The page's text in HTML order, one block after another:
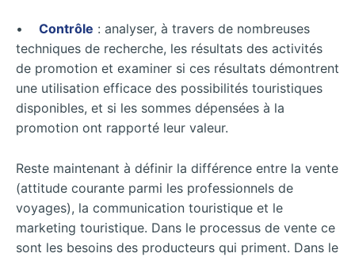
• Contrôle : analyser, à travers de nombreuses
techniques de recherche, les résultats des activités
de promotion et examiner si ces résultats démontrent
une utilisation efficace des possibilités touristiques
disponibles, et si les sommes dépensées à la
promotion ont rapporté leur valeur.
Reste maintenant à définir la différence entre la vente
(attitude courante parmi les professionnels de
voyages), la communication touristique et le
marketing touristique. Dans le processus de vente ce
sont les besoins des producteurs qui priment. Dans le